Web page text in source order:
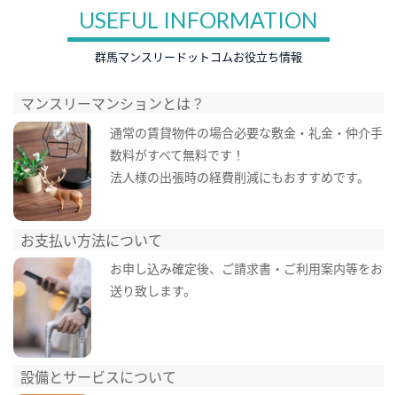
USEFUL INFORMATION
群馬マンスリードットコムお役立ち情報
マンスリーマンションとは？
通常の賃貸物件の場合必要な敷金・礼金・仲介手
数料がすべて無料です！
法人様の出張時の経費削減にもおすすめです。
お支払い方法について
お申し込み確定後、ご請求書・ご利用案内等をお
送り致します。
設備とサービスについて